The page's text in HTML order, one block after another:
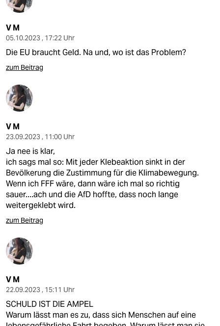
V M
05.10.2023 , 17:22 Uhr
Die EU braucht Geld. Na und, wo ist das Problem?
zum Beitrag
V M
23.09.2023 , 11:00 Uhr
Ja nee is klar,
ich sags mal so: Mit jeder Klebeaktion sinkt in der
Bevölkerung die Zustimmung für die Klimabewegung.
Wenn ich FFF wäre, dann wäre ich mal so richtig
sauer....ach und die AfD hoffte, dass noch lange
weitergeklebt wird.
zum Beitrag
V M
22.09.2023 , 15:11 Uhr
SCHULD IST DIE AMPEL
Warum lässt man es zu, dass sich Menschen auf eine